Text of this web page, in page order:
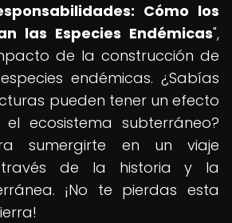
Cómo los
las Especies Endémicas",
de la construcción de
endémicas. ¿Sabías
pueden tener un efecto
ecosistema subterráneo?
sumergirte en un viaje
de la historia y la
¡No te pierdas esta